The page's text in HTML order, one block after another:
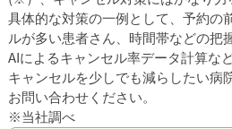
具体的な対策の一例として、予約の
ルが多い患者さん、時間帯などの把
AIによるキャンセル率データ計算な
キャンセルを少しでも減らしたい病
お問い合わせください。
※当社調べ